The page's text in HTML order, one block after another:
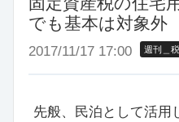
でも基本は対象外
2017/11/17 17:00 週刊＿
先般、民泊として活用